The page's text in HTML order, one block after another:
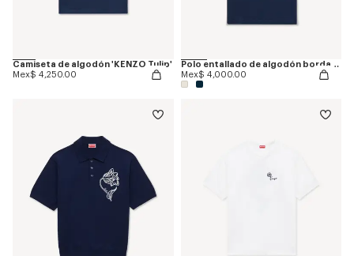
Camiseta de algodón 'KENZO Tulip'
Mex$ 4,250.00
Polo entallado de algodón bordado 'KENZO Tulip'
Mex$ 4,000.00